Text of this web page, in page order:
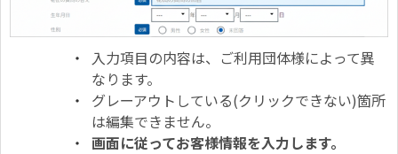
入力項目の内容は、ご利用団体様によって異
なります。
グレーアウトしている(クリックできない)箇所
は編集できません。
画面に従ってお客様情報を入力します。